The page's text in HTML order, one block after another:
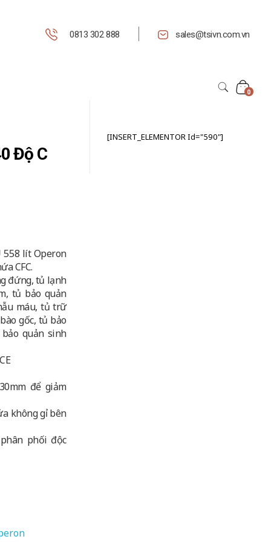
0813 302 888 sales@tsivn.com.vn
0
Độ C
558 lít Operon
CFC.
đứng, tủ lạnh
tủ bảo quản
máu, tủ trữ
gốc, tủ bảo
quản sinh
để giảm
không gỉ bên
phối độc
[INSERT_ELEMENTOR Id="590"]